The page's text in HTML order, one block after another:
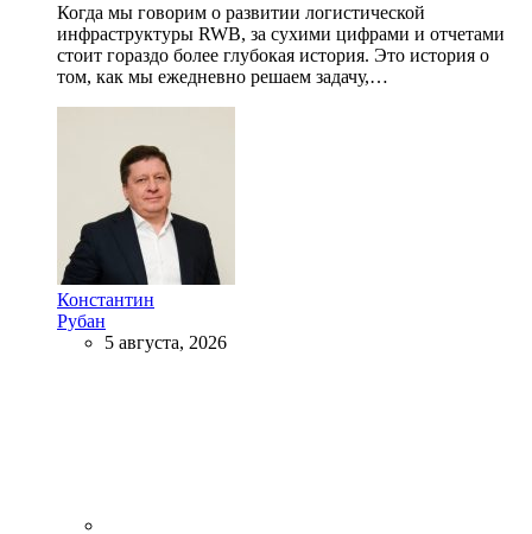
Когда мы говорим о развитии логистической
инфраструктуры RWB, за сухими цифрами и отчетами
стоит гораздо более глубокая история. Это история о
том, как мы ежедневно решаем задачу,…
Константин
Рубан
5 августа, 2026